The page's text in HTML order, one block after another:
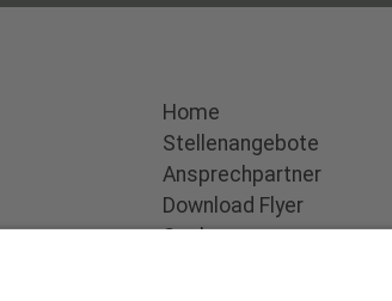
Home
Stellenangebote
Ansprechpartner
Download Flyer
Suchen